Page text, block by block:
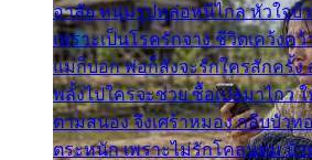
อาลัย หนุ่มรูปหล่อหนีไกล หัวใจบั
เพราะเป็นโรครักจาง ชีวิตเคว้งค
แม่ก็บอก พ่อก็สั่งจะรักใครสักครั้ง
พลั้งไปใครจะช่วย ซื้อเปลมาไกว
ตามสนอง จึงเศร้าหมอง กลีบบัวท
ตระหนัก เพราะไม่รักโคลนตม บั